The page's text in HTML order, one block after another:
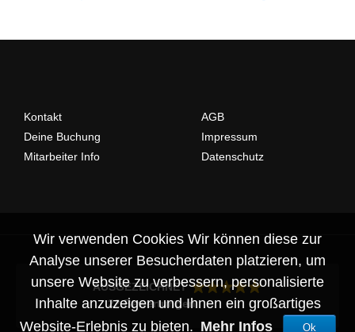
Kontakt
Deine Buchung
Mitarbeiter Info
AGB
Impressum
Datenschutz
AUSGEZEICHNET
22 Bewertungen
Wir verwenden Cookies Wir können diese zur
Analyse unserer Besucherdaten platzieren, um
unsere Website zu verbessern, personalisierte
Inhalte anzuzeigen und Ihnen ein großartiges
Website-Erlebnis zu bieten. Mehr Infos Ok